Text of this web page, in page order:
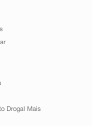
Drogal Mais